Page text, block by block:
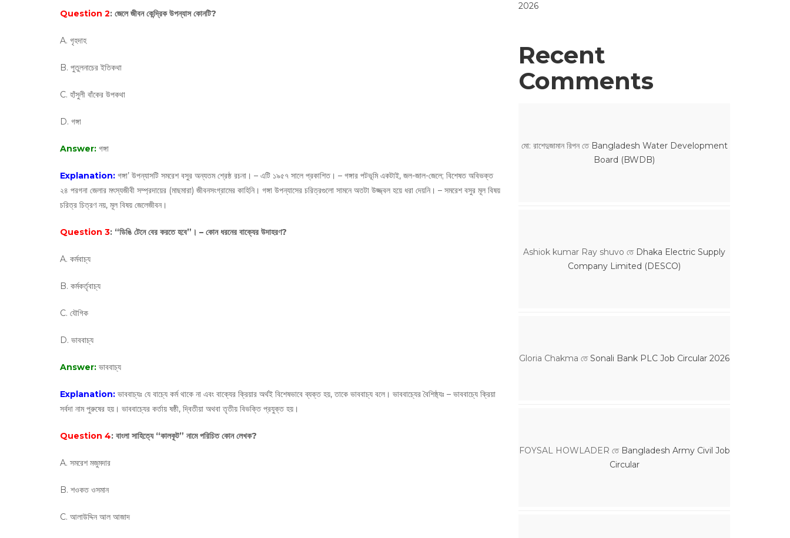
Question 2: জেলে জীবন কেন্দ্রিক উপন্যাস কোনটি?
A. গৃহদাহ
B. পুতুলনাচের ইতিকথা
C. হাঁসুলী বাঁকের উপকথা
D. গঙ্গা
Answer: গঙ্গা
Explanation: গঙ্গা’ উপন্যাসটি সমরেশ বসুর অন্যতম শ্রেষ্ঠ রচনা। – এটি ১৯৫৭ সালে প্রকাশিত। – গঙ্গার পটভূমি একটাই, জল-জাল-জেলে; বিশেষত অবিভক্ত
২৪ পরগনা জেলার মৎস্যজীবী সম্প্রদায়ের (মাছমারা) জীবনসংগ্রামের কাহিনি। গঙ্গা উপন্যাসের চরিত্রগুলো সামনে অতটা উজ্জ্বল হয়ে ধরা দেয়নি। – সমরেশ বসুর মূল বিষয়
চরিত্র চিত্রণ নয়, মূল বিষয় জেলেজীবন।
Question 3: “ডিঙি টেনে বের করতে হবে”। – কোন ধরনের বাক্যের উদাহরণ?
A. কর্মবাচ্য
B. কর্মকর্তৃবাচ্য
C. যৌগিক
D. ভাববাচ্য
Answer: ভাববাচ্য
Explanation: ভাববাচ্যঃ যে বাচ্যে কর্ম থাকে না এবং বাক্যের ক্রিয়ার অর্থই বিশেষভাবে ব্যক্ত হয়, তাকে ভাববাচ্য বলে। ভাববাচ্যের বৈশিষ্ঠ্যঃ – ভাববাচ্যে ক্রিয়া
সর্বদা নাম পুরুষের হয়। ভাববাচ্যের কর্তায় ষষ্ঠী, দ্বিতীয়া অথবা তৃতীয় বিভক্তি প্রযুক্ত হয়।
Question 4: বাংলা সাহিত্যে “কালকূট” নামে পরিচিত কোন লেখক?
A. সমরেশ মজুমদার
B. শওকত ওসমান
C. আলাউদ্দিন আল আজাদ
2026
Recent
Comments
মো: রাশেদুজামান রিপনতে Bangladesh Water Development
Board (BWDB)
Ashiok kumar Ray shuvo তে Dhaka Electric Supply
Company Limited (DESCO)
Gloria Chakma তেSonali Bank PLC Job Circular 2026
FOYSAL HOWLADER তে Bangladesh Army Civil Job
Circular